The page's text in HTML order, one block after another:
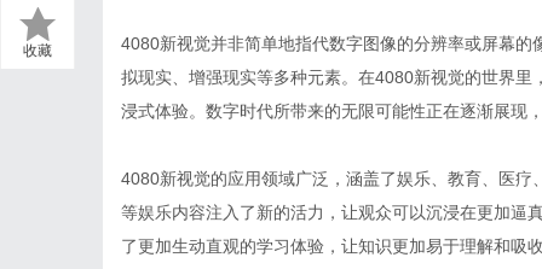
收藏
4080新视觉并非简单地指代数字图像的分辨率或屏幕
拟现实、增强现实等多种元素。在4080新视觉的世界
浸式体验。数字时代所带来的无限可能性正在逐渐展现
4080新视觉的应用领域广泛，涵盖了娱乐、教育、医
等娱乐内容注入了新的活力，让观众可以沉浸在更加逼
了更加生动直观的学习体验，让知识更加易于理解和吸